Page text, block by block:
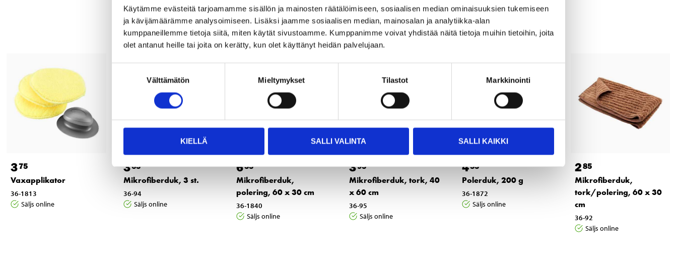
Käytämme evästeitä tarjoamamme sisällön ja mainosten räätälöimiseen, sosiaalisen median ominaisuuksien tukemiseen
ja kävijämäärämme analysoimiseen. Lisäksi jaamme sosiaalisen median, mainosalan ja analytiikka-alan
kumppaneillemme tietoja siitä, miten käytät sivustoamme. Kumppanimme voivat yhdistää näitä tietoja muihin tietoihin, joita
olet antanut heille tai joita on kerätty, kun olet käyttänyt heidän palvelujaan.
Välttämätön Mieltymykset Tilastot Markkinointi
KIELLÄ SALLI VALINTA SALLI KAIKKI
Andra kunder köpte också
375
Vaxapplikator
36-1813
Säljs online
365
Mikrofiberduk, 3 st.
36-94
Säljs online
655
Mikrofiberduk,
polering, 60 x 30 cm
36-1840
Säljs online
395
Mikrofiberduk, tork, 40
x 60 cm
36-95
Säljs online
455
Polerduk, 200 g
36-1872
Säljs online
285
Mikrofiberduk,
tork/polering, 60 x 30
cm
36-92
Säljs online